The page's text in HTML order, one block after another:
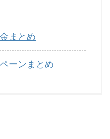
まとめ
ーンまとめ